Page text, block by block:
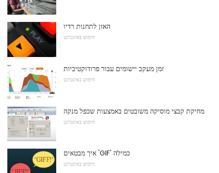
האזן לתחנות רדיו
חיפוש באינטרנט
זמן מעקב יישומים עבור פרודוקטיביות
חיפוש באינטרנט
מחיקת קבצי מוסיקה משובטים באמצעות שכפל מנקה
חיפוש באינטרנט
איך מבטאים 'GIF' כמילה
חיפוש באינטרנט